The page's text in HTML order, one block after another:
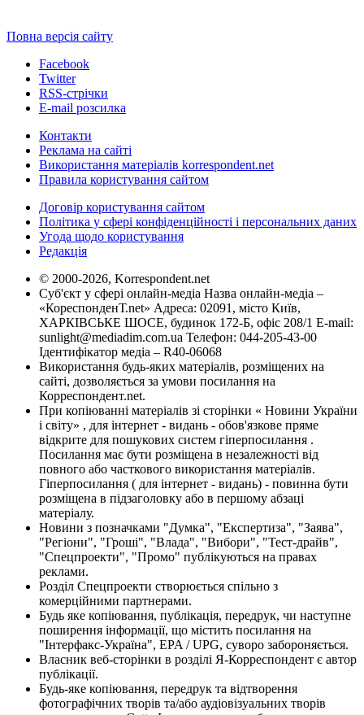
Повна версія сайту
Facebook
Twitter
RSS-стрічки
E-mail розсилка
Контакти
Реклама на сайті
Використання матеріалів korrespondent.net
Правила користування сайтом
Договір користування сайтом
Політика у сфері конфіденційності і персональних даних
Угода щодо користування
Редакція
© 2000-2026, Korrespondent.net
Суб'єкт у сфері онлайн-медіа Назва онлайн-медіа –
«КореспонденТ.net» Адреса: 02091, місто Київ,
ХАРКІВСЬКЕ ШОСЕ, будинок 172-Б, офіс 208/1 E-mail:
sunlight@mediadim.com.ua Телефон: 044-205-43-00
Ідентифікатор медіа – R40-06068
Використання будь-яких матеріалів, розміщених на
сайті, дозволяється за умови посилання на
Корреспондент.net.
При копіюванні матеріалів зі сторінки « Новини України
і світу» , для інтернет - видань - обов'язкове пряме
відкрите для пошукових систем гіперпосилання .
Посилання має бути розміщена в незалежності від
повного або часткового використання матеріалів.
Гіперпосилання ( для інтернет - видань) - повинна бути
розміщена в підзаголовку або в першому абзаці
матеріалу.
Новини з позначками "Думка", "Експертиза", "Заява",
"Регіони", "Гроші", "Влада", "Вибори", "Тест-драйв",
"Спецпроекти", "Промо" публікуються на правах
реклами.
Розділ Спецпроекти створюється спільно з
комерційними партнерами.
Будь яке копіювання, публікація, передрук, чи наступне
поширення інформації, що містить посилання на
"Інтерфакс-Україна", EPA / UPG, суворо забороняється.
Власник веб-сторінки в розділі Я-Корреспондент є автор
публікації.
Будь-яке копіювання, передрук та відтворення
фотографічних творів та/або аудіовізуальних творів